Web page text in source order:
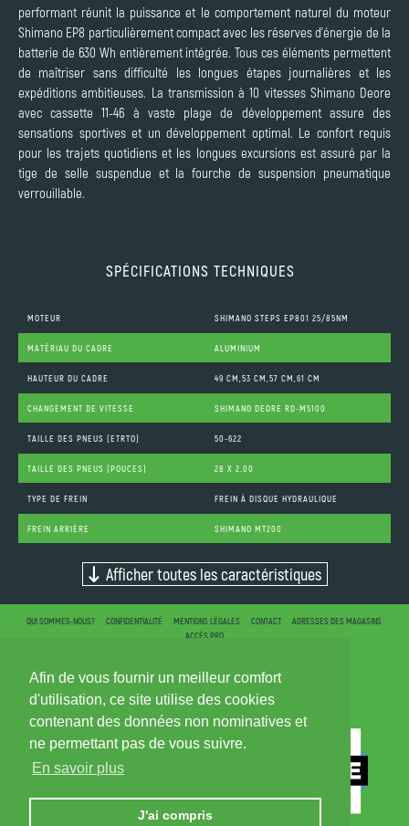
Afin de vous fournir un meilleur comfort
d'utilisation, ce site utilise des cookies
contenant des données non nominatives et
ne permettant pas de vous suivre.
En savoir plus
J'ai compris
performant réunit la puissance et le comportement naturel du moteur
Shimano EP8 particulièrement compact avec les réserves d’énergie de la
batterie de 630 Wh entièrement intégrée. Tous ces éléments permettent
de maîtriser sans difficulté les longues étapes journalières et les
expéditions ambitieuses. La transmission à 10 vitesses Shimano Deore
avec cassette 11-46 à vaste plage de développement assure des
sensations sportives et un développement optimal. Le confort requis
pour les trajets quotidiens et les longues excursions est assuré par la
tige de selle suspendue et la fourche de suspension pneumatique
verrouillable.
SPÉCIFICATIONS TECHNIQUES
MOTEUR SHIMANO STEPS EP801 25/85NM
MATÉRIAU DU CADRE ALUMINIUM
HAUTEUR DU CADRE 49 CM,53 CM,57 CM,61 CM
CHANGEMENT DE VITESSE SHIMANO DEORE RD-M5100
TAILLE DES PNEUS (ETRTO) 50-622
TAILLE DES PNEUS (POUCES) 28 X 2.00
TYPE DE FREIN FREIN À DISQUE HYDRAULIQUE
FREIN ARRIÈRE SHIMANO MT200
Afficher toutes les caractéristiques
QUI SOMMES-NOUS? CONFIDENTIALITÉ MENTIONS LÉGALES CONTACT
ADRESSES DES MAGASINS
ACCÈS PRO